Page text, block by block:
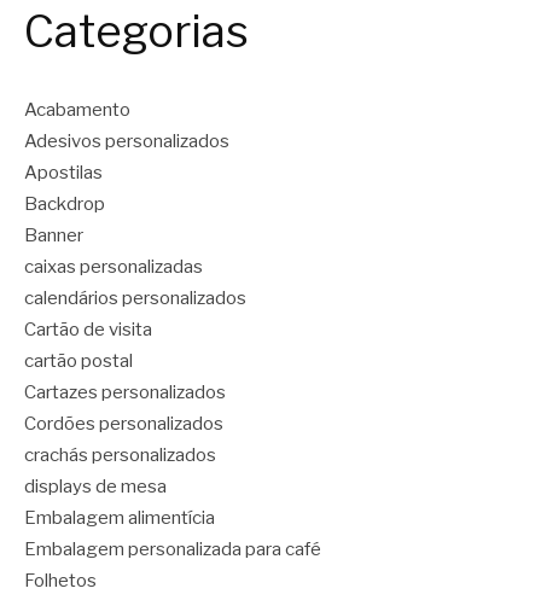
Categorias
Acabamento
Adesivos personalizados
Apostilas
Backdrop
Banner
caixas personalizadas
calendários personalizados
Cartão de visita
cartão postal
Cartazes personalizados
Cordões personalizados
crachás personalizados
displays de mesa
Embalagem alimentícia
Embalagem personalizada para café
Folhetos